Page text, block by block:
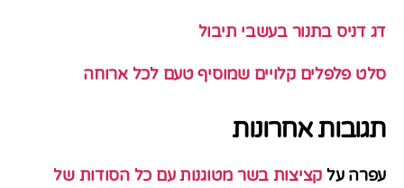
דג דניס בתנור בעשבי תיבול
סלט פלפלים קלויים שמוסיף טעם לכל ארוחה
תגובות אחרונות
עפרה על קציצות בשר מטוגנות עם כל הסודות של